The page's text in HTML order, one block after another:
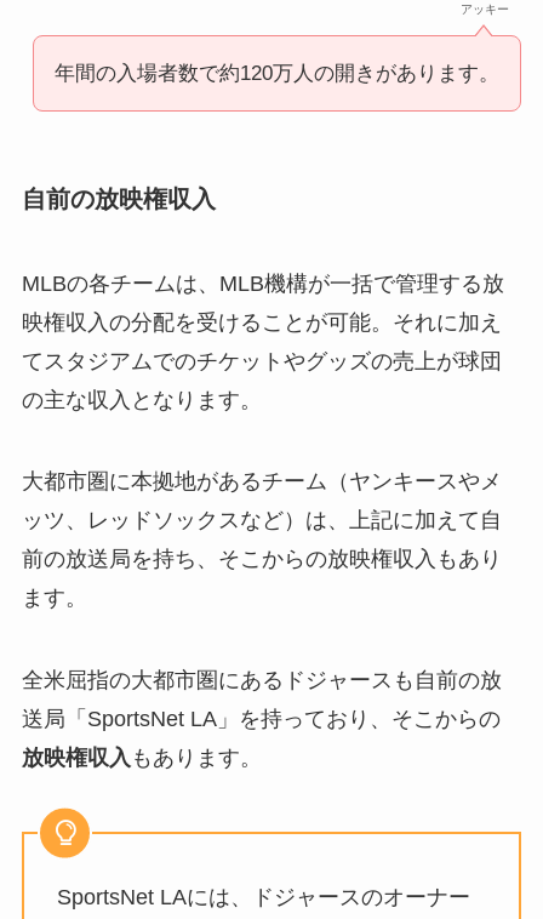
アッキー
年間の入場者数で約120万人の開きがあります。
自前の放映権収入
MLBの各チームは、MLB機構が一括で管理する放
映権収入の分配を受けることが可能。それに加え
てスタジアムでのチケットやグッズの売上が球団
の主な収入となります。
大都市圏に本拠地があるチーム（ヤンキースやメ
ッツ、レッドソックスなど）は、上記に加えて自
前の放送局を持ち、そこからの放映権収入もあり
ます。
全米屈指の大都市圏にあるドジャースも自前の放
送局「SportsNet LA」を持っており、そこからの
放映権収入 もあります。
SportsNet LAには、ドジャースのオーナー